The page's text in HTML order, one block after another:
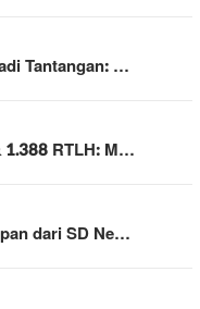
Tantangan: …
1.388 RTLH: M…
dari SD Ne…